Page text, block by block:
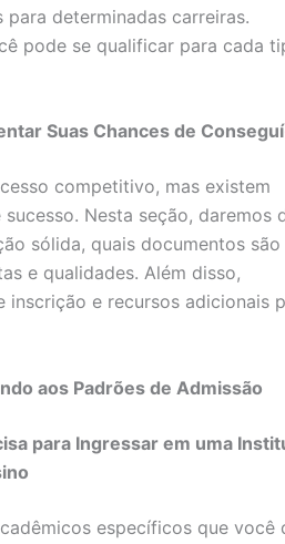
determinadas carreiras.
pode se qualificar para cada
Suas Chances de
competitivo, mas existem
Nesta seção, daremos
sólida, quais documentos são
e qualidades. Além disso,
e recursos adicionais
aos Padrões de Admissão
para Ingressar em uma
específicos que você